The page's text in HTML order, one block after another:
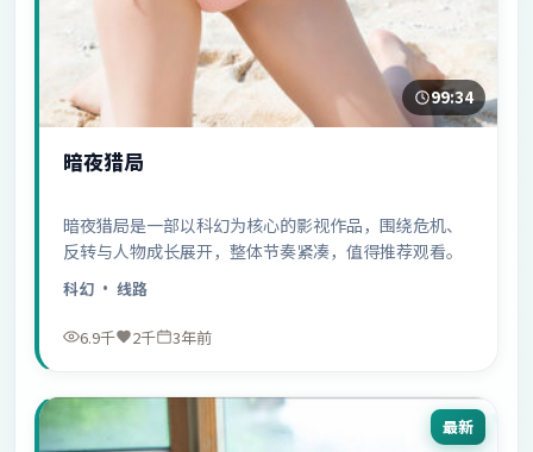
99:34
暗夜猎局
暗夜猎局是一部以科幻为核心的影视作品，围绕危机、
反转与人物成长展开，整体节奏紧凑，值得推荐观看。
科幻 · 线路
6.9千 2千 3年前
最新